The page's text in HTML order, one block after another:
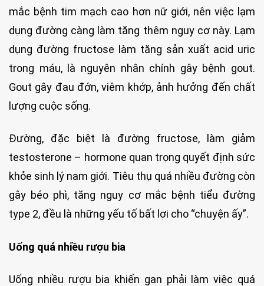
mắc bệnh tim mạch cao hơn nữ giới, nên việc lạm
dụng đường càng làm tăng thêm nguy cơ này. Lạm
dụng đường fructose làm tăng sản xuất acid uric
trong máu, là nguyên nhân chính gây bệnh gout.
Gout gây đau đớn, viêm khớp, ảnh hưởng đến chất
lượng cuộc sống.
Đường, đặc biệt là đường fructose, làm giảm
testosterone – hormone quan trọng quyết định sức
khỏe sinh lý nam giới. Tiêu thụ quá nhiều đường còn
gây béo phì, tăng nguy cơ mắc bệnh tiểu đường
type 2, đều là những yếu tố bất lợi cho “chuyện ấy”.
Uống quá nhiều rượu bia
Uống nhiều rượu bia khiến gan phải làm việc quá